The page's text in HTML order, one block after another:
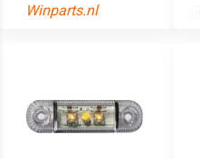
Winparts.nl